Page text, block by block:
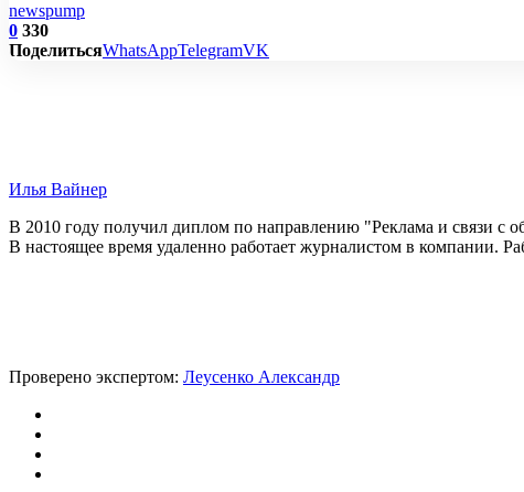
newspump
0 330
ПоделитьсяWhatsAppTelegramVK
Илья Вайнер
В 2010 году получил диплом по направлению "Реклама и связи с
В настоящее время удаленно работает журналистом в компании.
Проверено экспертом: Леусенко Александр